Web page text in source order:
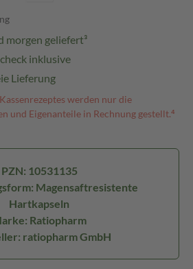
morgen geliefert³
inklusive
Lieferung
werden nur die
und Eigenanteile in Rechnung gestellt.⁴
PZN: 10531135
Magensaftresistente
Hartkapseln
Ratiopharm
ratiopharm GmbH